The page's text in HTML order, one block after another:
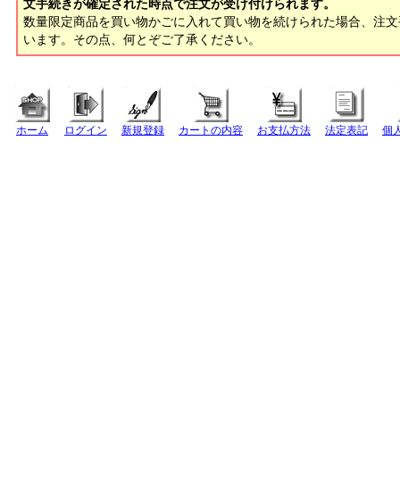
文手続きが確定された時点で注文が受け付けられます。
数量限定商品を買い物かごに入れて買い物を続けられた場合、注
います。その点、何とぞご了承ください。
ホーム ログイン 新規登録 カートの内容 お支払方法 法定表記 個